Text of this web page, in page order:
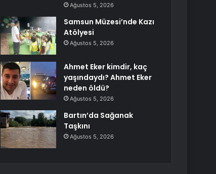
Ağustos 5, 2026
Samsun Müzesi’nde Kazı
Atölyesi
Ağustos 5, 2026
Ahmet Eker kimdir, kaç
yaşındaydı? Ahmet Eker
neden öldü?
Ağustos 5, 2026
Bartın’da Sağanak
Taşkını
Ağustos 5, 2026